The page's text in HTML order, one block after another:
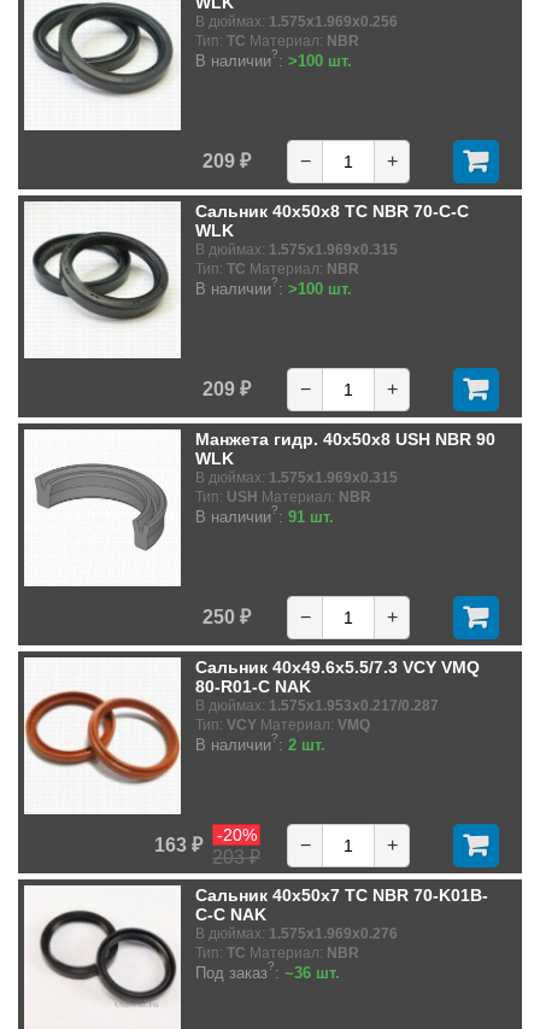
В дюймах: 1.575x1.969x0.256
Тип: TC Материал: NBR
В наличии?: >100 шт.
209 ₽ − +
Сальник 40x50x8 TC NBR 70-C-C
WLK
В дюймах: 1.575x1.969x0.315
Тип: TC Материал: NBR
В наличии?: >100 шт.
209 ₽ − +
Манжета гидр. 40x50x8 USH NBR 90
WLK
В дюймах: 1.575x1.969x0.315
Тип: USH Материал: NBR
В наличии?: 91 шт.
250 ₽ − +
Сальник 40x49.6x5.5/7.3 VCY VMQ
80-R01-C NAK
В дюймах: 1.575x1.953x0.217/0.287
Тип: VCY Материал: VMQ
В наличии?: 2 шт.
163 ₽
203 ₽
-20% − +
Сальник 40x50x7 TC NBR 70-K01B-
C-C NAK
В дюймах: 1.575x1.969x0.276
Тип: TC Материал: NBR
Под заказ?: ~36 шт.